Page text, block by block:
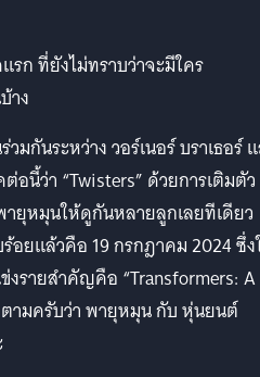
ก ที่ยังไม่ทราบว่าจะมีใคร
าง
มกันระหว่าง วอร์เนอร์ บราเธอร์
อนี้ว่า “Twisters” ด้วยการเติมตั
ายุหมุนให้ดูกันหลายลูกเลยทีเดียว
อยแล้วคือ 19 กรกฎาคม 2024 ซึ่
รายสำคัญคือ “Transformers: A
ามครับว่า พายุหมุน กับ หุ่นยนต์